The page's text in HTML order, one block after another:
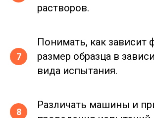
растворов.
Понимать, как зависит
размер образца в
вида испытания.
Различать машины и